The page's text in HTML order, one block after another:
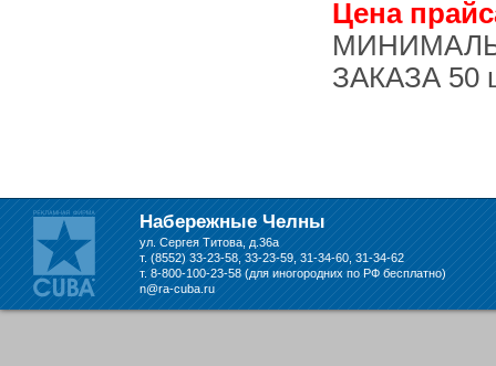
Цена
ЗАКАЗА 50
Набережные Челны
ул. Сергея Титова, д.36а
т. (8552) 33-23-58, 33-23-59, 31-34-60, 31-34-62
т. 8-800-100-23-58 (для иногородних по РФ бесплатно)
n@ra-cuba.ru